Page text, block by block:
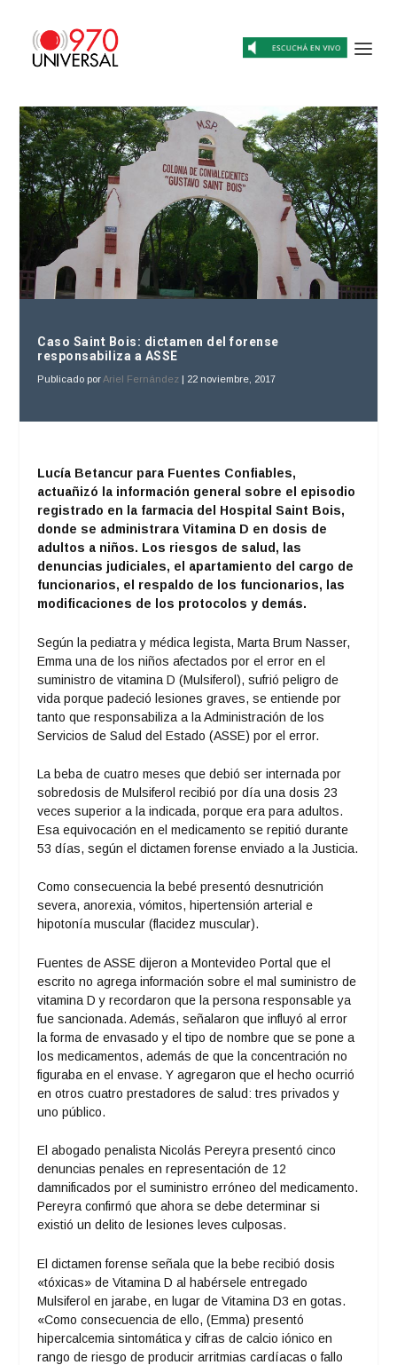
Caso Saint Bois: dictamen del forense
responsabiliza a ASSE
Publicado porAriel Fernández 22 noviembre, 2017
Lucía Betancur para Fuentes Confiables,
actuañizó la información general sobre el episodio
registrado en la farmacia del Hospital Saint Bois,
donde se administrara Vitamina D en dosis de
adultos a niños. Los riesgos de salud, las
denuncias judiciales, el apartamiento del cargo de
funcionarios, el respaldo de los funcionarios, las
modificaciones de los protocolos y demás.
Según la pediatra y médica legista, Marta Brum Nasser,
Emma una de los niños afectados por el error en el
suministro de vitamina D (Mulsiferol), sufrió peligro de
vida porque padeció lesiones graves, se entiende por
tanto que responsabiliza a la Administración de los
Servicios de Salud del Estado (ASSE) por el error.
La beba de cuatro meses que debió ser internada por
sobredosis de Mulsiferol recibió por día una dosis 23
veces superior a la indicada, porque era para adultos.
Esa equivocación en el medicamento se repitió durante
53 días, según el dictamen forense enviado a la Justicia.
Como consecuencia la bebé presentó desnutrición
severa, anorexia, vómitos, hipertensión arterial e
hipotonía muscular (flacidez muscular).
Fuentes de ASSE dijeron a Montevideo Portal que el
escrito no agrega información sobre el mal suministro de
vitamina D y recordaron que la persona responsable ya
fue sancionada. Además, señalaron que influyó al error
la forma de envasado y el tipo de nombre que se pone a
los medicamentos, además de que la concentración no
figuraba en el envase. Y agregaron que el hecho ocurrió
en otros cuatro prestadores de salud: tres privados y
uno público.
El abogado penalista Nicolás Pereyra presentó cinco
denuncias penales en representación de 12
damnificados por el suministro erróneo del medicamento.
Pereyra confirmó que ahora se debe determinar si
existió un delito de lesiones leves culposas.
El dictamen forense señala que la bebe recibió dosis
«tóxicas» de Vitamina D al habérsele entregado
Mulsiferol en jarabe, en lugar de Vitamina D3 en gotas.
«Como consecuencia de ello, (Emma) presentó
hipercalcemia sintomática y cifras de calcio iónico en
rango de riesgo de producir arritmias cardíacas o fallo